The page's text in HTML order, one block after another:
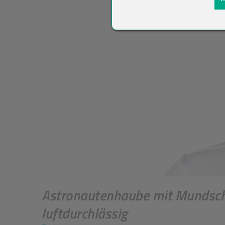
Astronautenhaube mit
luftdurchlässig